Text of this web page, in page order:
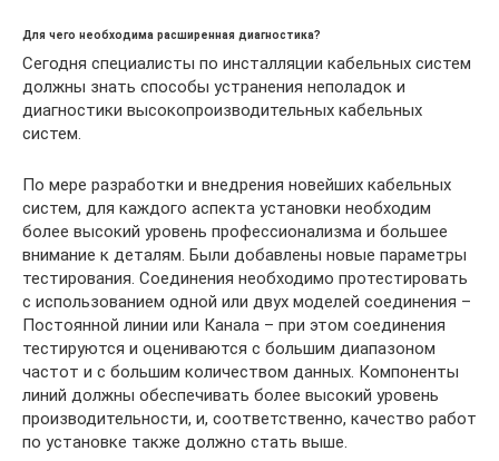
Для чего необходима расширенная диагностика?
Сегодня специалисты по инсталляции кабельных систем
должны знать способы устранения неполадок и
диагностики высокопроизводительных кабельных
систем.
По мере разработки и внедрения новейших кабельных
систем, для каждого аспекта установки необходим
более высокий уровень профессионализма и большее
внимание к деталям. Были добавлены новые параметры
тестирования. Соединения необходимо протестировать
с использованием одной или двух моделей соединения –
Постоянной линии или Канала – при этом соединения
тестируются и оцениваются с большим диапазоном
частот и с большим количеством данных. Компоненты
линий должны обеспечивать более высокий уровень
производительности, и, соответственно, качество работ
по установке также должно стать выше.